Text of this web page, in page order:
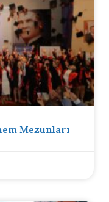
Mezunları